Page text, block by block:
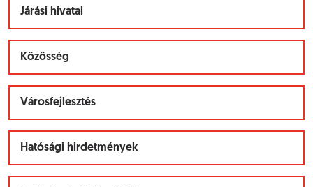
Járási hivatal
Közösség
Városfejlesztés
Hatósági hirdetmények